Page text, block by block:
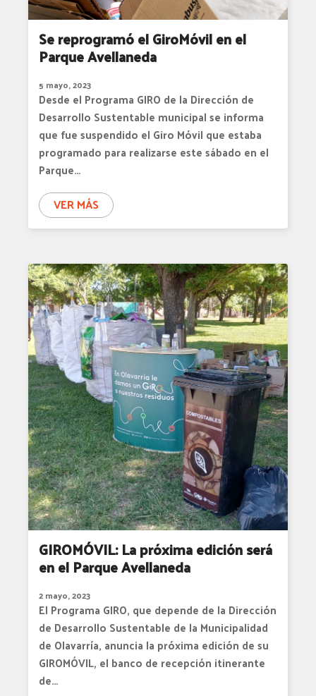
Se reprogramó el GiroMóvil en el
Parque Avellaneda
5 mayo, 2023
Desde el Programa GIRO de la Dirección de
Desarrollo Sustentable municipal se informa
que fue suspendido el Giro Móvil que estaba
programado para realizarse este sábado en el
Parque…
VER MÁS
GIROMÓVIL: La próxima edición será
en el Parque Avellaneda
2 mayo, 2023
El Programa GIRO, que depende de la Dirección
de Desarrollo Sustentable de la Municipalidad
de Olavarría, anuncia la próxima edición de su
GIROMÓVIL, el banco de recepción itinerante
de…